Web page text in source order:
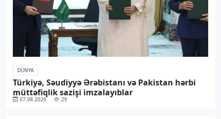
DÜNYA
Türkiyə, Səudiyyə Ərəbistanı və Pakistan hərbi
müttəfiqlik sazişi imzalayıblar
07.08.2026 29